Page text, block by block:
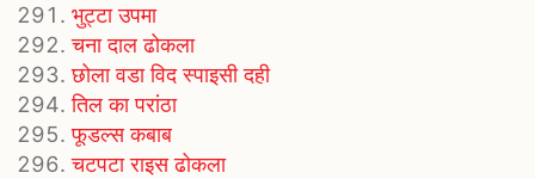
भुट्टा उपमा
चना दाल ढोकला
छोला वडा विद स्पाइसी दही
तिल का परांठा
फूडल्स कबाब
चटपटा राइस ढोकला